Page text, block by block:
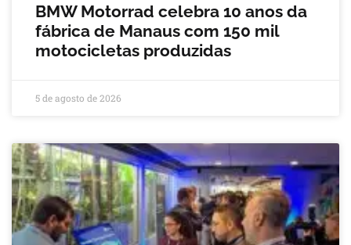
BMW Motorrad celebra 10 anos da
fábrica de Manaus com 150 mil
motocicletas produzidas
5 de agosto de 2026